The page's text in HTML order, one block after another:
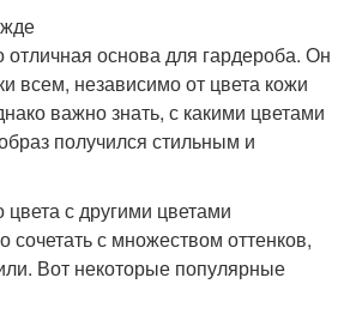
основа для гардероба. Он
всем, независимо от цвета кожи
важно знать, с какими цветами
получился стильным и
с другими цветами
с множеством оттенков,
Вот некоторые популярные